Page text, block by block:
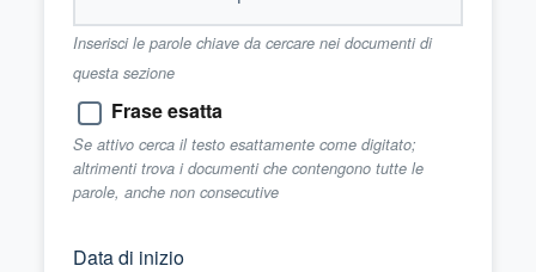
Inserisci le parole chiave da cercare nei documenti di
questa sezione
Frase esatta
Se attivo cerca il testo esattamente come digitato;
altrimenti trova i documenti che contengono tutte le
parole, anche non consecutive
Data di inizio